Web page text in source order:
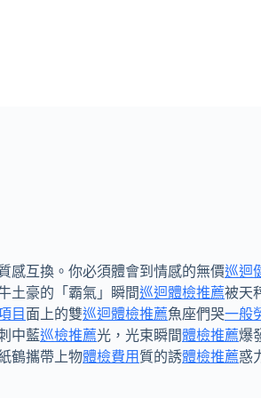
感互換。你必須體會到情感的無價巡迴
土豪的「霸氣」瞬間巡迴體檢推薦被天
目 面上的雙巡迴體檢推薦魚座們哭一般
中藍巡檢推薦光，光束瞬間體檢推薦爆
鶴攜帶上物體檢費用 質的誘體檢推薦惑